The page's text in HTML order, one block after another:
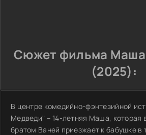
Сюжет фильма Маша
(2025):
В центре комедийно-фэнтезийной
Медведи" – 14-летняя Маша, которая
братом Ваней приезжает к бабушке в